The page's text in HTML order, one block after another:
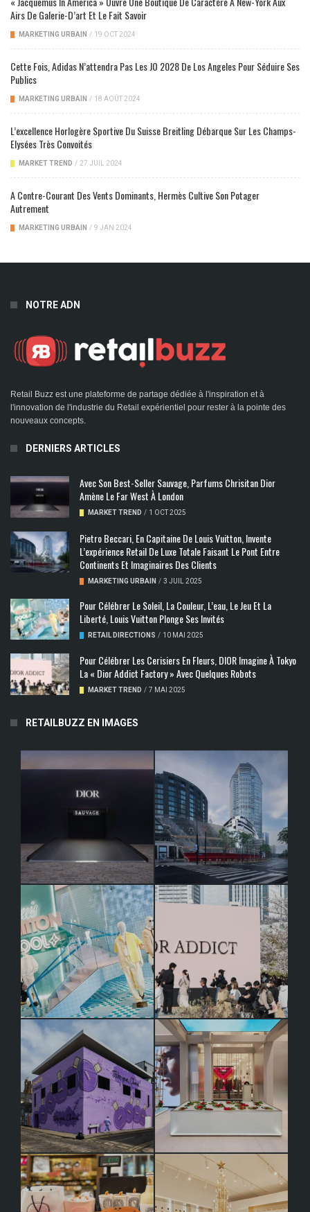
Airs De Galerie-D’art Et Le Fait Savoir
MARKETING URBAIN / 19 OCT 2024
Cette Fois, Adidas N’attendra Pas Les JO 2028 De Los Angeles Pour Séduire Ses
Publics
MARKETING URBAIN / 18 AOÛT 2024
L’excellence Horlogère Sportive Du Suisse Breitling Débarque Sur Les Champs-
Elysées Très Convoités
MARKET TREND / 27 JUIL 2024
A Contre-Courant Des Vents Dominants, Hermès Cultive Son Potager
Autrement
MARKETING URBAIN / 9 JAN 2024
NOTRE ADN
Retail Buzz est une plateforme de partage dédiée à l'inspiration et à
l'innovation de l'industrie du Retail expérientiel pour rester à la pointe des
nouveaux concepts.
DERNIERS ARTICLES
Avec Son Best-Seller Sauvage, Parfums Chrisitan Dior
Amène Le Far West À London
MARKET TREND / 1 OCT 2025
Pietro Beccari, En Capitaine De Louis Vuitton, Invente
L’expérience Retail De Luxe Totale Faisant Le Pont Entre
Continents Et Imaginaires Des Clients
MARKETING URBAIN / 3 JUIL 2025
Pour Célébrer Le Soleil, La Couleur, L’eau, Le Jeu Et La
Liberté, Louis Vuitton Plonge Ses Invités
RETAIL DIRECTIONS / 10 MAI 2025
Pour Célébrer Les Cerisiers En Fleurs, DIOR Imagine À Tokyo
La « Dior Addict Factory » Avec Quelques Robots
MARKET TREND / 7 MAI 2025
RETAILBUZZ EN IMAGES